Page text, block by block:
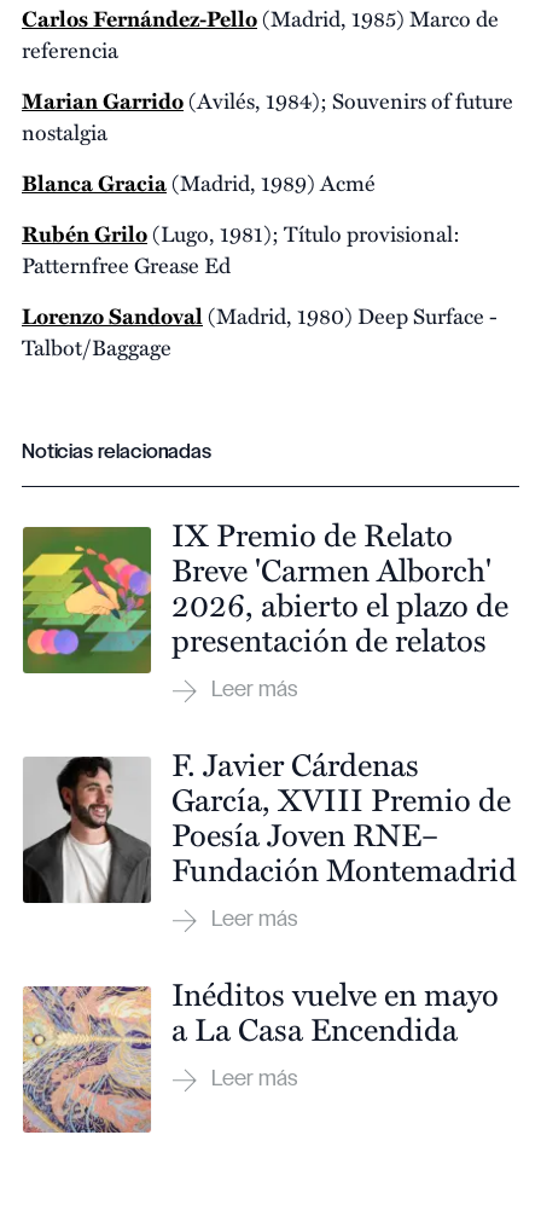
Carlos Fernández-Pello(Madrid, 1985) Marco de
referencia
Marian Garrido(Avilés, 1984); Souvenirs of future
nostalgia
Blanca Gracia(Madrid, 1989) Acmé
Rubén Grilo(Lugo, 1981); Título provisional:
Patternfree Grease Ed
Lorenzo Sandoval(Madrid, 1980) Deep Surface -
Talbot/Baggage
Noticias relacionadas
IX Premio de Relato
Breve 'Carmen Alborch'
2026, abierto el plazo de
presentación de relatos
F. Javier Cárdenas
García, XVIII Premio de
Poesía Joven RNE–
Fundación Montemadrid
Inéditos vuelve en mayo
a La Casa Encendida